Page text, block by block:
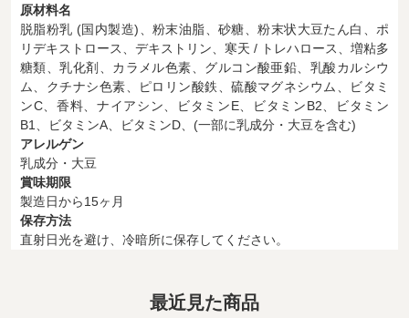
原材料名
脱脂粉乳 (国内製造)、粉末油脂、砂糖、粉末状大豆たん白、ポ
リデキストロース、デキストリン、寒天 / トレハロース、増粘多
糖類、乳化剤、カラメル色素、グルコン酸亜鉛、乳酸カルシウ
ム、クチナシ色素、ピロリン酸鉄、硫酸マグネシウム、ビタミ
ンC、香料、ナイアシン、ビタミンE、ビタミンB2、ビタミン
B1、ビタミンA、ビタミンD、(一部に乳成分・大豆を含む)
アレルゲン
乳成分・大豆
賞味期限
製造日から15ヶ月
保存方法
直射日光を避け、冷暗所に保存してください。
最近見た商品